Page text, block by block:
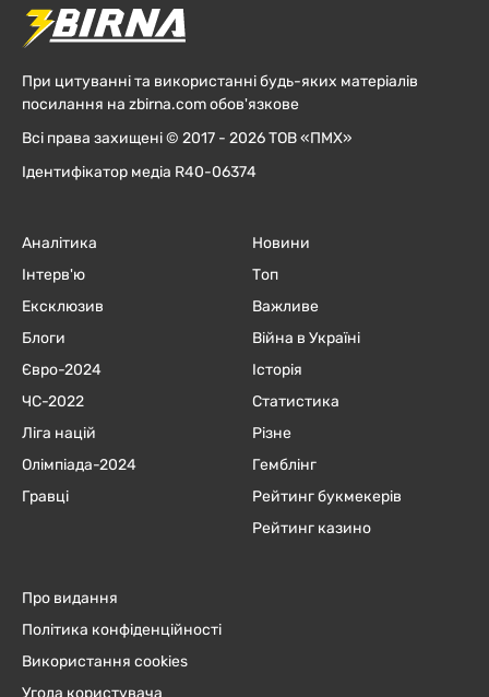
При цитуванні та використанні будь-яких матеріалів
посилання на zbirna.com обов'язкове
Всі права захищені © 2017 - 2026 ТОВ «ПМХ»
Ідентифікатор медіа R40-06374
Аналітика
Інтерв'ю
Ексклюзив
Блоги
Євро-2024
ЧC-2022
Ліга націй
Олімпіада-2024
Гравці
Новини
Топ
Важливе
Війна в Україні
Історія
Статистика
Різне
Гемблінг
Рейтинг букмекерів
Рейтинг казино
Про видання
Політика конфіденційності
Використання cookies
Угода користувача